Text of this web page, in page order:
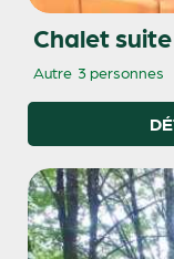
Chalet suite
Autre 3 personnes